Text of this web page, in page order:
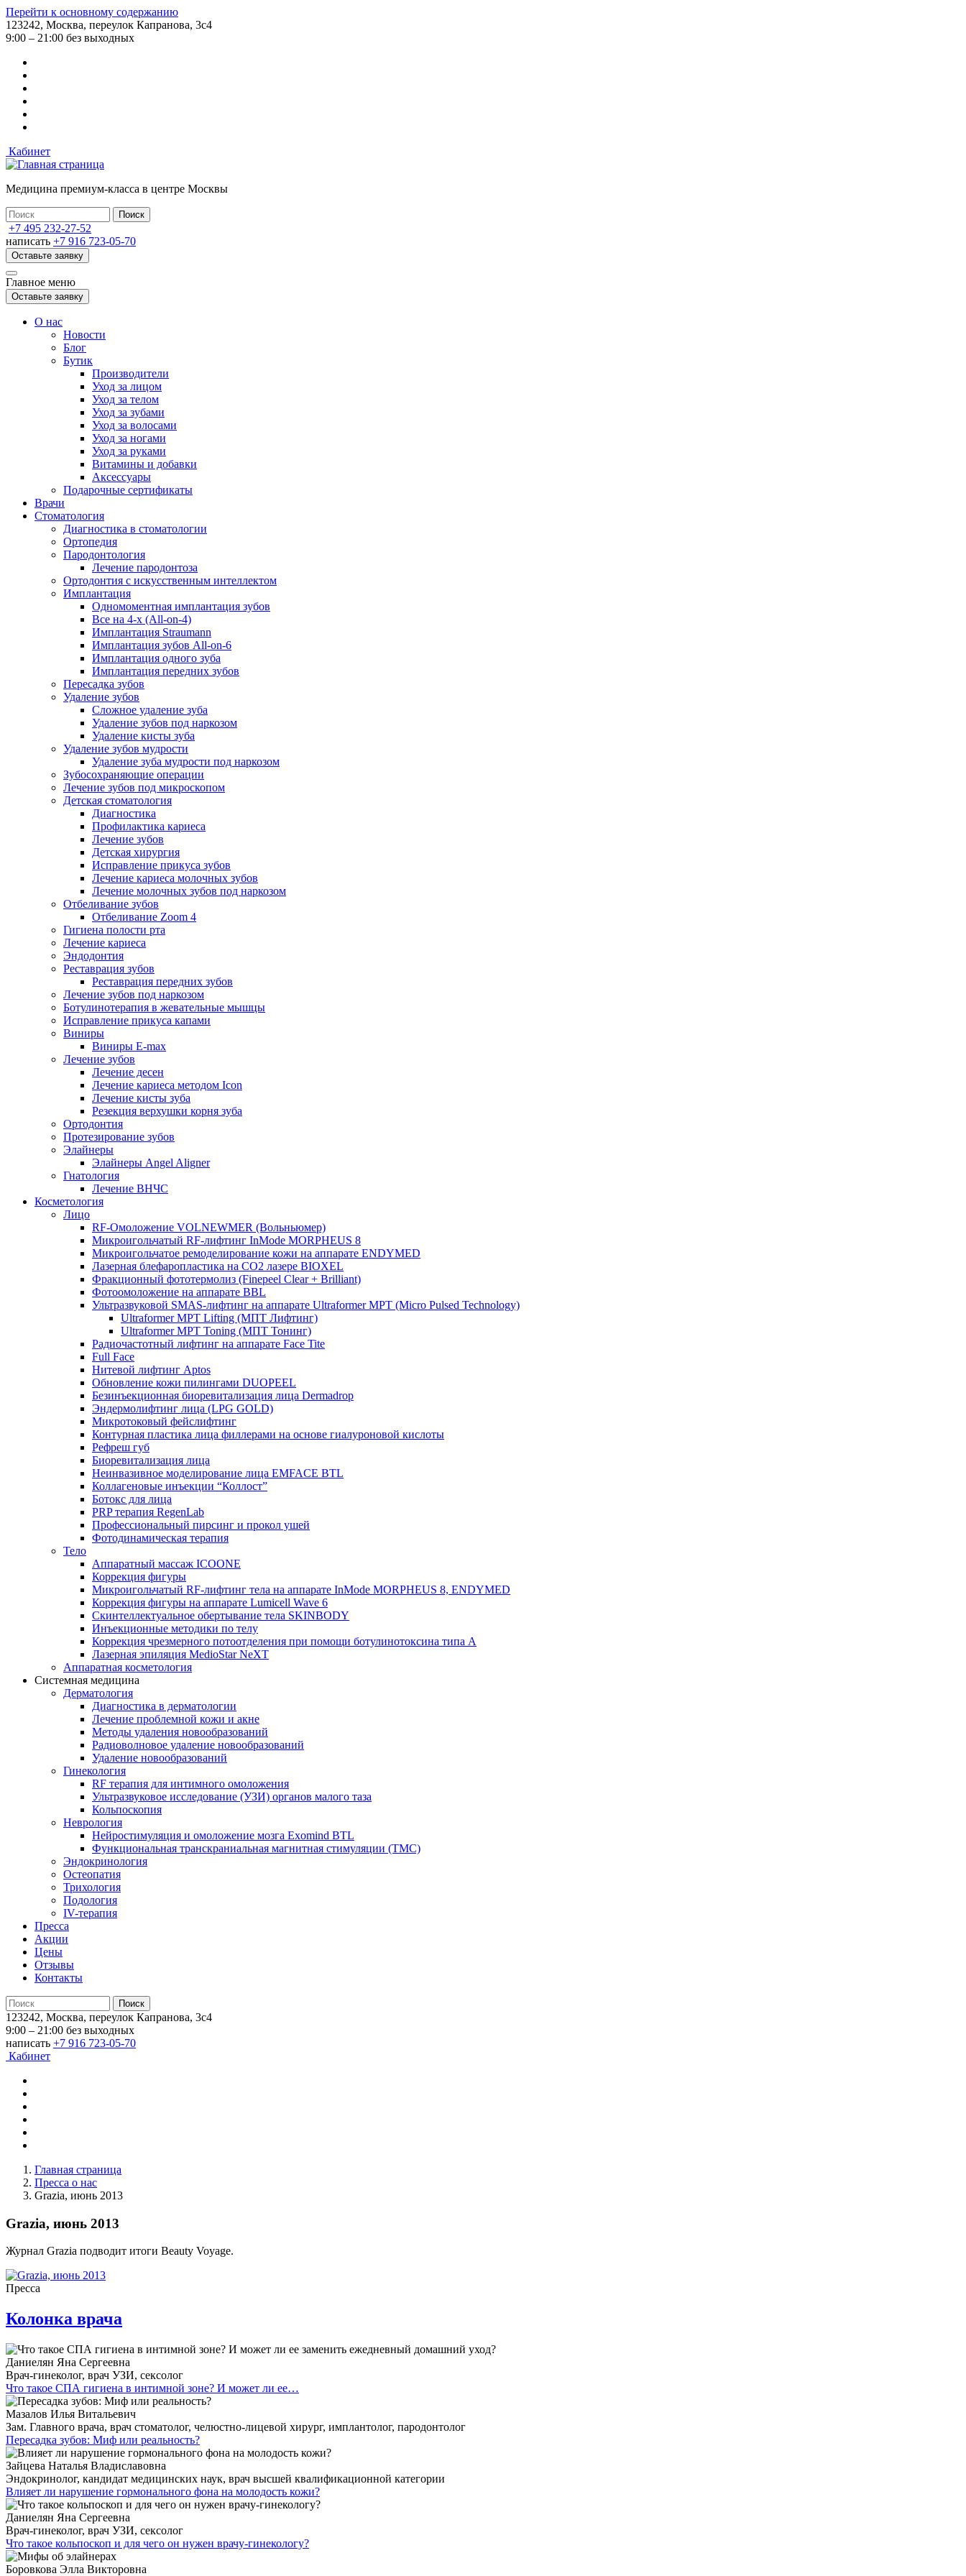
Перейти к основному содержанию
123242, Москва, переулок Капранова, 3с4
9:00 – 21:00 без выходных
Кабинет
Медицина премиум-класса в центре Москвы
+7 495 232-27-52
написать +7 916 723-05-70
Оставьте заявку
Главное меню
Оставьте заявку
О нас
Новости
Блог
Бутик
Производители
Уход за лицом
Уход за телом
Уход за зубами
Уход за волосами
Уход за ногами
Уход за руками
Витамины и добавки
Аксессуары
Подарочные сертификаты
Врачи
Стоматология
Диагностика в стоматологии
Ортопедия
Пародонтология
Лечение пародонтоза
Ортодонтия с искусственным интеллектом
Имплантация
Одномоментная имплантация зубов
Все на 4-х (All-on-4)
Имплантация Straumann
Имплантация зубов All-on-6
Имплантация одного зуба
Имплантация передних зубов
Пересадка зубов
Удаление зубов
Сложное удаление зуба
Удаление зубов под наркозом
Удаление кисты зуба
Удаление зубов мудрости
Удаление зуба мудрости под наркозом
Зубосохраняющие операции
Лечение зубов под микроскопом
Детская стоматология
Диагностика
Профилактика кариеса
Лечение зубов
Детская хирургия
Исправление прикуса зубов
Лечение кариеса молочных зубов
Лечение молочных зубов под наркозом
Отбеливание зубов
Отбеливание Zoom 4
Гигиена полости рта
Лечение кариеса
Эндодонтия
Реставрация зубов
Реставрация передних зубов
Лечение зубов под наркозом
Ботулинотерапия в жевательные мышцы
Исправление прикуса капами
Виниры
Виниры E-max
Лечение зубов
Лечение десен
Лечение кариеса методом Icon
Лечение кисты зуба
Резекция верхушки корня зуба
Ортодонтия
Протезирование зубов
Элайнеры
Элайнеры Angel Aligner
Гнатология
Лечение ВНЧС
Косметология
Лицо
RF-Омоложение VOLNEWMER (Вольньюмер)
Микроигольчатый RF-лифтинг InMode MORPHEUS 8
Микроигольчатое ремоделирование кожи на аппарате ENDYMED
Лазерная блефаропластика на CO2 лазере BIOXEL
Фракционный фототермолиз (Finepeel Clear + Brilliant)
Фотоомоложение на аппарате BBL
Ультразвуковой SMAS-лифтинг на аппарате Ultraformer MPT (Micro Pulsed Technology)
Ultraformer MPT Lifting (МПТ Лифтинг)
Ultraformer MPT Toning (МПТ Тонинг)
Радиочастотный лифтинг на аппарате Face Tite
Full Face
Нитевой лифтинг Aptos
Обновление кожи пилингами DUOPEEL
Безинъекционная биоревитализация лица Dermadrop
Эндермолифтинг лица (LPG GOLD)
Микротоковый фейслифтинг
Контурная пластика лица филлерами на основе гиалуроновой кислоты
Рефреш губ
Биоревитализация лица
Неинвазивное моделирование лица EMFACE BTL
Коллагеновые инъекции “Коллост”
Ботокс для лица
PRP терапия RegenLab
Профессиональный пирсинг и прокол ушей
Фотодинамическая терапия
Тело
Аппаратный массаж ICOONE
Коррекция фигуры
Микроигольчатый RF-лифтинг тела на аппарате InMode MORPHEUS 8, ENDYMED
Коррекция фигуры на аппарате Lumicell Wave 6
Скинтеллектуальное обертывание тела SKINBODY
Инъекционные методики по телу
Коррекция чрезмерного потоотделения при помощи ботулинотоксина типа А
Лазерная эпиляция MedioStar NeXT
Аппаратная косметология
Системная медицина
Дерматология
Диагностика в дерматологии
Лечение проблемной кожи и акне
Методы удаления новообразований
Радиоволновое удаление новообразований
Удаление новообразований
Гинекология
RF терапия для интимного омоложения
Ультразвуковое исследование (УЗИ) органов малого таза
Кольпоскопия
Неврология
Нейростимуляция и омоложение мозга Exomind BTL
Функциональная транскраниальная магнитная стимуляции (ТМС)
Эндокринология
Остеопатия
Трихология
Подология
IV-терапия
Пресса
Акции
Цены
Отзывы
Контакты
123242, Москва, переулок Капранова, 3с4
9:00 – 21:00 без выходных
написать +7 916 723-05-70
Кабинет
Главная страница
Пресса о нас
Grazia, июнь 2013
Grazia, июнь 2013
Журнал Grazia подводит итоги Beauty Voyage.
Пресса
Колонка врача
Даниелян Яна Сергеевна
Врач-гинеколог, врач УЗИ, сексолог
Что такое СПА гигиена в интимной зоне? И может ли ее…
Мазалов Илья Витальевич
Зам. Главного врача, врач стоматолог, челюстно-лицевой хирург, имплантолог, пародонтолог
Пересадка зубов: Миф или реальность?
Зайцева Наталья Владиславовна
Эндокринолог, кандидат медицинских наук, врач высшей квалификационной категории
Влияет ли нарушение гормонального фона на молодость кожи?
Даниелян Яна Сергеевна
Врач-гинеколог, врач УЗИ, сексолог
Что такое кольпоскоп и для чего он нужен врачу-гинекологу?
Боровкова Элла Викторовна